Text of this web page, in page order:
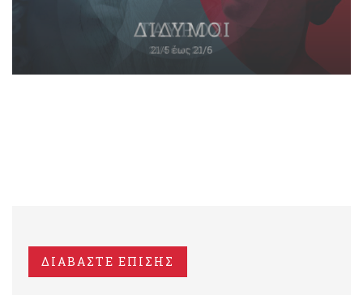
ΔΙΑΒΑΣΤΕ ΕΠΙΣΗΣ